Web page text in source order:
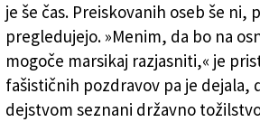
je še čas. Preiskovanih oseb še ni,
pregledujejo. »Menim, da bo na
mogoče marsikaj razjasniti,« je
fašističnih pozdravov pa je dejala,
dejstvom seznani državno